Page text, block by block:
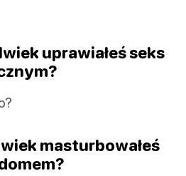
uprawiałeś seks
masturbowałeś